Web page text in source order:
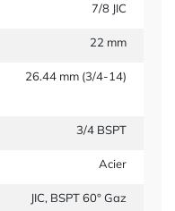
7/8 JIC
22 mm
26.44 mm (3/4-14)
3/4 BSPT
Acier
JIC, BSPT 60° Gaz